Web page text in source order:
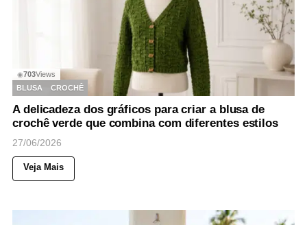
◉703Views
BLUSA
CROCHÊ
A delicadeza dos gráficos para criar a blusa de
crochê verde que combina com diferentes estilos
27/06/2026
Veja Mais